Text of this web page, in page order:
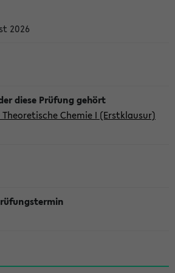
2026
Theoretische Chemie I (Erstklausur)